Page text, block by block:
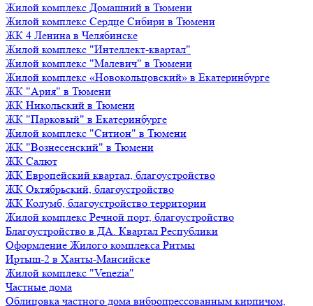
Жилой комплекс Домашний в Тюмени
Жилой комплекс Сердце Сибири в Тюмени
ЖК 4 Ленина в Челябинске
Жилой комплекс "Интеллект-квартал"
Жилой комплекс "Малевич" в Тюмени
Жилой комплекс «Новокольцовский» в Екатеринбурге
ЖК "Ария" в Тюмени
ЖК Никольский в Тюмени
ЖК "Парковый" в Екатеринбурге
Жилой комплекс "Ситион" в Тюмени
ЖК "Вознесенский" в Тюмени
ЖК Салют
ЖК Европейский квартал, благоустройство
ЖК Октябрьский, благоустройство
ЖК Колумб, благоустройство территории
Жилой комплекс Речной порт, благоустройство
Благоустройство в ДА. Квартал Республики
Оформление Жилого комплекса Ритмы
Иртыш-2 в Ханты-Мансийске
Жилой комплекс "Venezia"
Частные дома
Облицовка частного дома вибропрессованным кирпичом,